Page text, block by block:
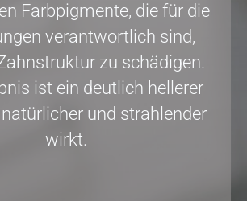
Farbpigmente, die für die
verantwortlich sind,
zu schädigen.
ist ein deutlich hellerer
und strahlender
wirkt.